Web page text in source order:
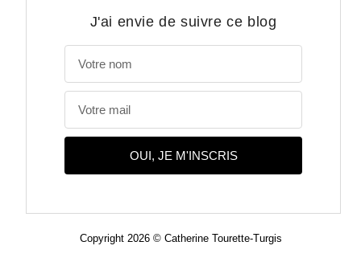
J'ai envie de suivre ce blog
OUI, JE M'INSCRIS
Copyright 2026 © Catherine Tourette-Turgis